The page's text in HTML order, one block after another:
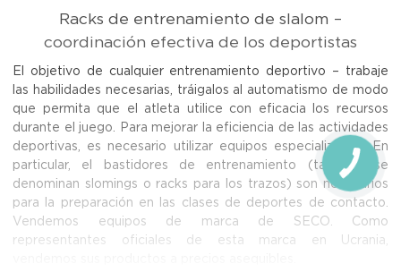
Racks de entrenamiento de slalom –
coordinación efectiva de los deportistas
El objetivo de cualquier entrenamiento deportivo – trabaje
las habilidades necesarias, tráigalos al automatismo de modo
que permita que el atleta utilice con eficacia los recursos
durante el juego. Para mejorar la eficiencia de las actividades
deportivas, es necesario utilizar equipos especializados. En
particular, el
bastidores de entrenamiento
(también se
denominan slomings o racks para los trazos) son necesarios
para la preparación en las clases de deportes de contacto.
Vendemos equipos de marca de
SECO . Como
representantes oficiales de esta marca en Ucrania,